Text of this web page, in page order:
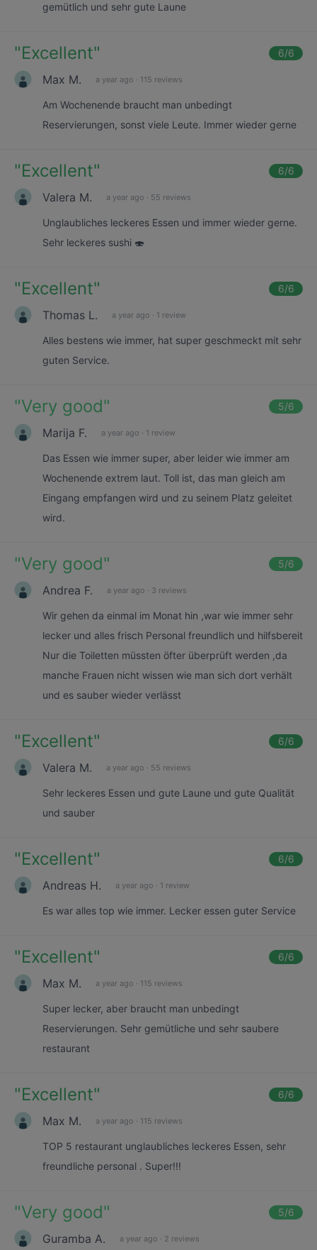
gemütlich und sehr gute Laune
"Excellent" 6/6
Max M. a year ago · 115 reviews
Am Wochenende braucht man unbedingt
Reservierungen, sonst viele Leute. Immer wieder gerne
"Excellent" 6/6
Valera M. a year ago · 55 reviews
Unglaubliches leckeres Essen und immer wieder gerne.
Sehr leckeres sushi 🍣
"Excellent" 6/6
Thomas L. a year ago · 1 review
Alles bestens wie immer, hat super geschmeckt mit sehr
guten Service.
"Very good" 5/6
Marija F. a year ago · 1 review
Das Essen wie immer super, aber leider wie immer am
Wochenende extrem laut. Toll ist, das man gleich am
Eingang empfangen wird und zu seinem Platz geleitet
wird.
"Very good" 5/6
Andrea F. a year ago · 3 reviews
Wir gehen da einmal im Monat hin ,war wie immer sehr
lecker und alles frisch Personal freundlich und hilfsbereit
Nur die Toiletten müssten öfter überprüft werden ,da
manche Frauen nicht wissen wie man sich dort verhält
und es sauber wieder verlässt
"Excellent" 6/6
Valera M. a year ago · 55 reviews
Sehr leckeres Essen und gute Laune und gute Qualität
und sauber
"Excellent" 6/6
Andreas H. a year ago · 1 review
Es war alles top wie immer. Lecker essen guter Service
"Excellent" 6/6
Max M. a year ago · 115 reviews
Super lecker, aber braucht man unbedingt
Reservierungen. Sehr gemütliche und sehr saubere
restaurant
"Excellent" 6/6
Max M. a year ago · 115 reviews
TOP 5 restaurant unglaubliches leckeres Essen, sehr
freundliche personal . Super!!!
"Very good" 5/6
Guramba A. a year ago · 2 reviews